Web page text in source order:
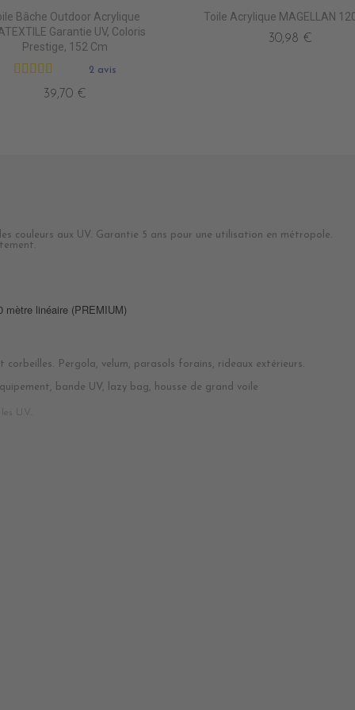
Bâche Outdoor Acrylique
Garantie UV, Coloris
Prestige, 152 Cm
2 avis
39,70 €
Toile Acrylique MAGELLAN
30,98 €
couleurs aux UV. Garantie 5 ans pour une utilisation en métropole.
mètre linéaire (PREMIUM)
Pergola, velum, parasols forains, rideaux extérieurs.
bande UV, lazy bag, housse de grand voile
U.V..